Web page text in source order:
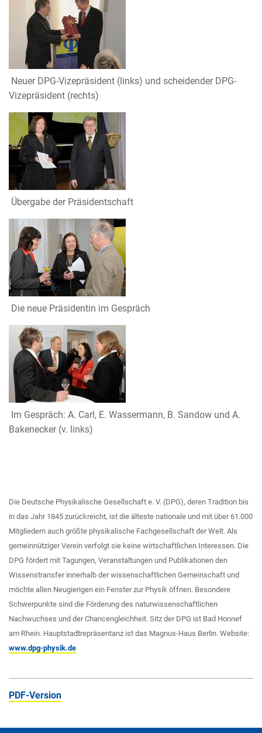
Neuer DPG-Vizepräsident (links) und scheidender DPG-
Vizepräsident (rechts)
Übergabe der Präsidentschaft
Die neue Präsidentin im Gespräch
Im Gespräch: A. Carl, E. Wassermann, B. Sandow und A.
Bakenecker (v. links)
Die Deutsche Physikalische Gesellschaft e. V. (DPG), deren Tradition bis
in das Jahr 1845 zurückreicht, ist die älteste nationale und mit über 61.000
Mitgliedern auch größte physikalische Fachgesellschaft der Welt. Als
gemeinnütziger Verein verfolgt sie keine wirtschaftlichen Interessen. Die
DPG fördert mit Tagungen, Veranstaltungen und Publikationen den
Wissenstransfer innerhalb der wissenschaftlichen Gemeinschaft und
möchte allen Neugierigen ein Fenster zur Physik öffnen. Besondere
Schwerpunkte sind die Förderung des naturwissenschaftlichen
Nachwuchses und der Chancengleichheit. Sitz der DPG ist Bad Honnef
am Rhein. Hauptstadtrepräsentanz ist das Magnus-Haus Berlin. Website:
www.dpg-physik.de
PDF-Version